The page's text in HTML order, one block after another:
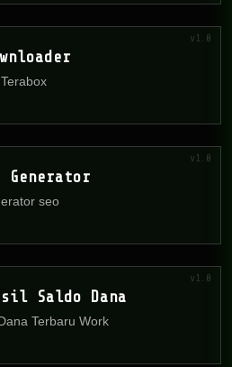
v1.0
Generator
seo
v1.0
Saldo Dana
Terbaru Work
v1.0